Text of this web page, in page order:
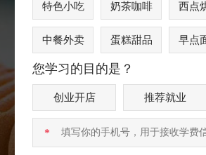
特色小吃 奶茶咖啡 西点
中餐外卖 蛋糕甜品 早点
您学习的目的是？
创业开店 推荐就业
*